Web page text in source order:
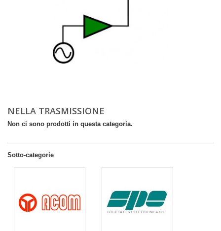
NELLA TRASMISSIONE
Non ci sono prodotti in questa categoria.
Sotto-categorie